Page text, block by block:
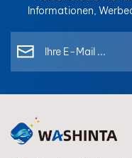
professionelle
einfaches Mischen
und konsistente
Mischsystemen
Informationen,